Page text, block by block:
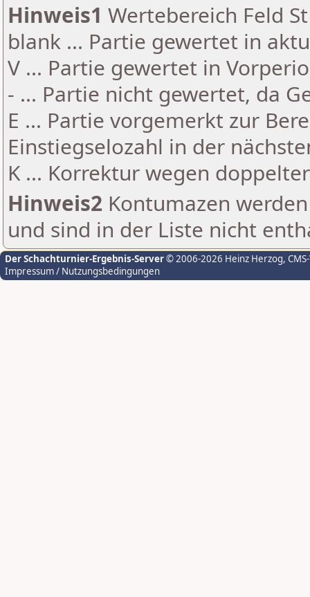
Hinweis1 Wertebereich Feld
blank ... Partie gewertet in
V ... Partie gewertet in
- ... Partie nicht gewertet, da
E ... Partie vorgemerkt zur
Einstiegselozahl in der
K ... Korrektur wegen
Hinweis2 Kontumazen
und sind in der Liste nicht
Der Schachturnier-Ergebnis-Server© 2006-2026 Heinz Herzog,
Impressum / Nutzungsbedingungen